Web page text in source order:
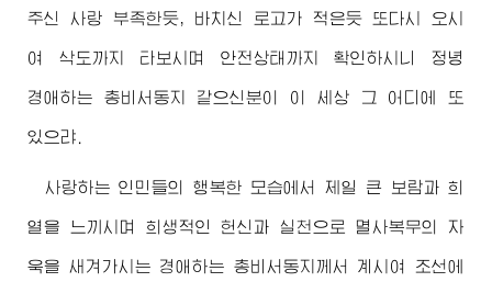
주신 사랑 부족한듯, 바치신 로고가 적은듯 또다시 오시
여 삭도까지 타보시며 안전상태까지 확인하시니 정녕
경애하는 총비서동지 같으신분이 이 세상 그 어디에 또
있으랴.
사랑하는 인민들의 행복한 모습에서 제일 큰 보람과 희
열을 느끼시며 희생적인 헌신과 실천으로 멸사복무의 자
욱을 새겨가시는 경애하는 총비서동지께서 계시여 조선에